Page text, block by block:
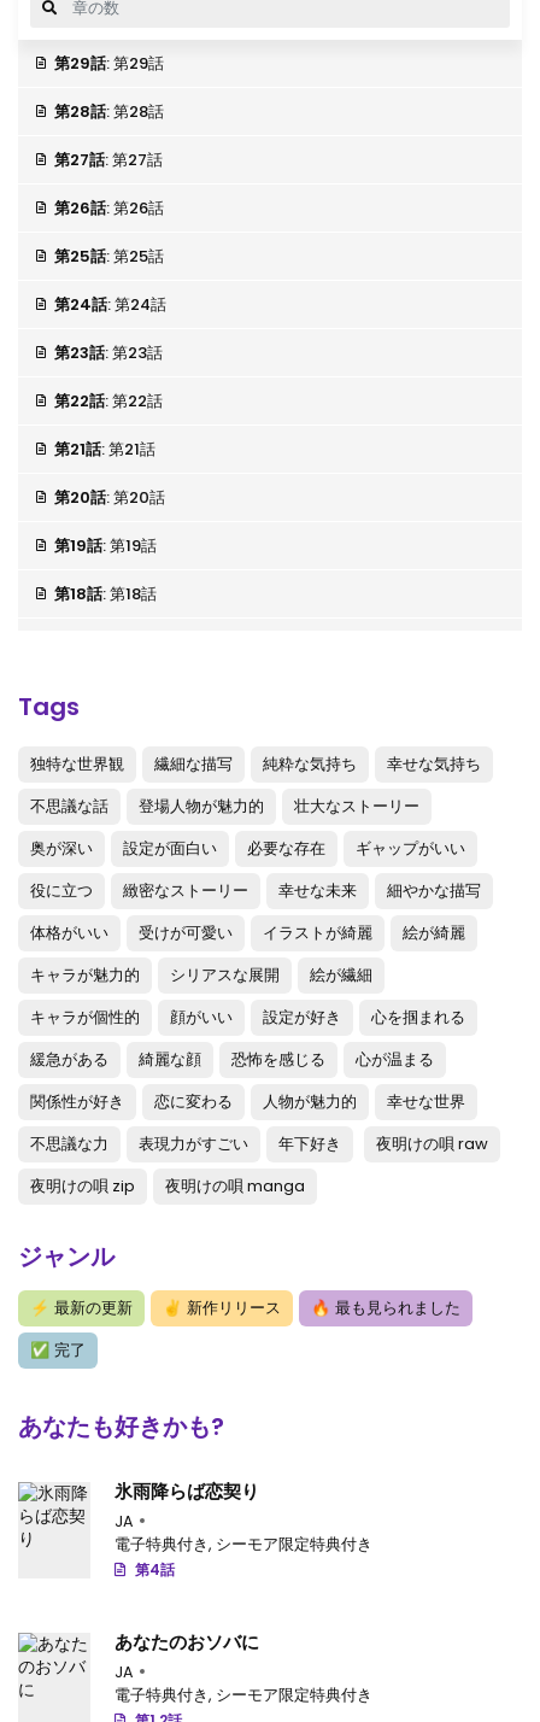
第29話: 第29話
第28話: 第28話
第27話: 第27話
第26話: 第26話
第25話: 第25話
第24話: 第24話
第23話: 第23話
第22話: 第22話
第21話: 第21話
第20話: 第20話
第19話: 第19話
第18話: 第18話
第14話 : 第14話
第13話 : 第13話
第12話: 第12話
第11話: 第11話
第10話: 第10話
第8話 : 第8話
第6話: 第6話
第5話: 第5話
第4.5話
第4話 : 第4話
第2話 : 第2話
: 第1話
Tags
独特な世界観 繊細な描写 純粋な気持ち
幸せな気持ち
不思議な話
登場人物が魅力的
壮大なストーリー
奥が深い
設定が面白い 必要な存在
ギャップがいい
役に立つ
緻密なストーリー 幸せな未来
細やかな描写
体格がいい
受けが可愛い イラストが綺麗
絵が綺麗
キャラが魅力的
シリアスな展開
絵が繊細
キャラが個性的
顔がいい 設定が好き
心を掴まれる
緩急がある
綺麗な顔 恐怖を感じる
心が温まる
関係性が好き
恋に変わる 人物が魅力的
幸せな世界
不思議な力
表現力がすごい 年下好き
夜明けの唄 raw
夜明けの唄 zip
夜明けの唄 manga
ジャンル
⚡ 最新の更新 ✌ 新作リリース 🔥 最も見られました
✅ 完了
あなたも好きかも?
氷雨降らば恋契り
JA
電子特典付き, シーモア限定特典付き
第4話
あなたのおソバに
JA
電子特典付き, シーモア限定特典付き